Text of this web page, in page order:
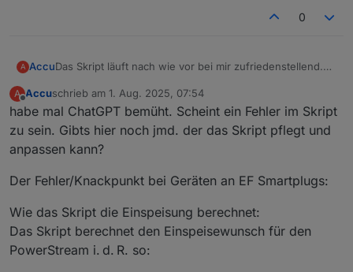
0
A AccuDas Skript läuft nach wie vor bei mir zufriedenstellend.
habe ich jedoch festgestellt in folgender Situation:
Ich habe durch meine kleine PV Anlage Überschuss im
Hausnetz und lade bereits ins Netz rein
(überschussladung ist im Skript deaktiviert, weil ich z.B.
den Gschirrspüler direkt an der Delta Pro Steckdose
betreibe). Dann gehe ich aufs Laufband, welches an
dass ich z.B. 1kW überschuss habe, fängt der SP an den
ins Netz.
Ich hätte erwartet, dass das Skript wenn es feststellt,
dass ich Solarüberschuss habe dann nichts zzl ins Netz
läd aus der Batterie, wenn die Smartplugs im Skript
Weiß jmd. Rat?
A
Offline
Accuschrieb am 1. Aug. 2025, 07:54
zuletzt editiert von
habe mal ChatGPT bemüht. Scheint ein Fehler im Skript
zu sein. Gibts hier noch jmd. der das Skript pflegt und
anpassen kann?
Der Fehler/Knackpunkt bei Geräten an EF Smartplugs:
Wie das Skript die Einspeisung berechnet:
Das Skript berechnet den Einspeisewunsch für den
PowerStream i. d. R. so: